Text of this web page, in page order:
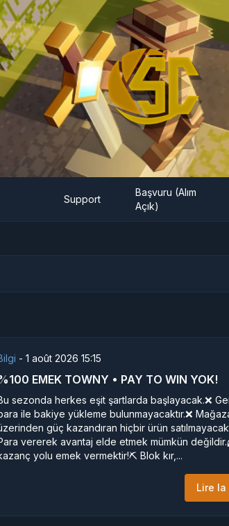
Support
Başvuru (Alım
Açık)
- 1 août 2026 15:15
EMEK TOWNY • PAY TO WIN YOK!
sezonda herkes eşit şartlarda başlayacak.❌
ile bakiye yükleme bulunmayacaktır.❌
güç kazandıran hiçbir ürün
vererek avantaj elde etmek mümkün
yolu emek vermektir!⛏️ Blok kır,...
Lire la